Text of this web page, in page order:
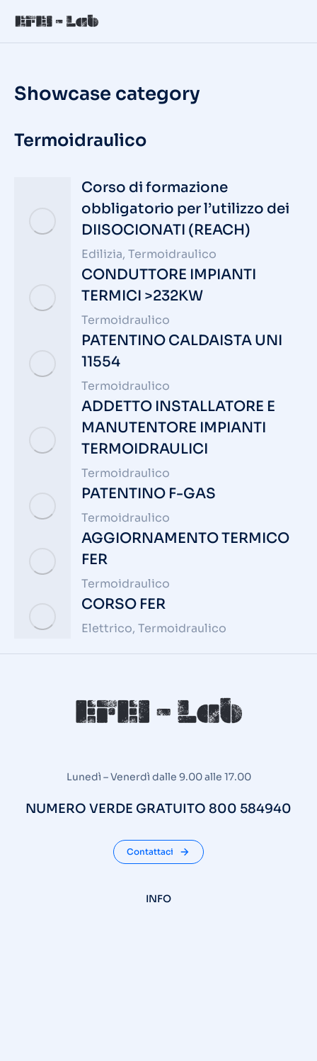
Showcase category
Termoidraulico
Corso di formazione
obbligatorio per l’utilizzo dei
DIISOCIONATI (REACH)
Edilizia, Termoidraulico
CONDUTTORE IMPIANTI
TERMICI >232KW
Termoidraulico
PATENTINO CALDAISTA UNI
11554
Termoidraulico
ADDETTO INSTALLATORE E
MANUTENTORE IMPIANTI
TERMOIDRAULICI
Termoidraulico
PATENTINO F-GAS
Termoidraulico
AGGIORNAMENTO TERMICO
FER
Termoidraulico
CORSO FER
Elettrico, Termoidraulico
Lunedì – Venerdì dalle 9.00 alle 17.00
NUMERO VERDE GRATUITO 800 584940
Contattaci
INFO